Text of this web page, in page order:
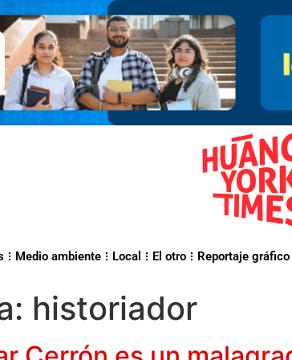
Medio ambiente Local El otro Reportaje gráfico
historiador